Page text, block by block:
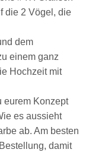
die 2 Vögel, die
dem
einem ganz
Hochzeit mit
eurem Konzept
es aussieht
ab. Am besten
damit